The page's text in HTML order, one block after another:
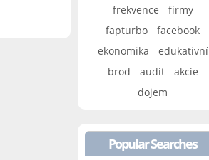
frekvence
firmy
fapturbo
facebook
ekonomika
edukativní
brod
audit
akcie
dojem
Popular Searches